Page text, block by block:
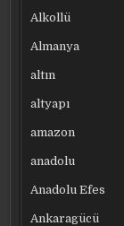
Alkollü
Almanya
altın
altyapı
amazon
anadolu
Anadolu Efes
Ankaragücü